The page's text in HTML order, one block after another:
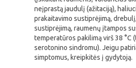
neįprastą jaudulį (ažitaciją),
prakaitavimo sustiprėjimą,
sustiprėjimą, raumenų įtampos
temperatūros pakilimą virš 38 °C
serotonino sindromu). Jeigu
simptomus, kreipkitės į gydytoją.